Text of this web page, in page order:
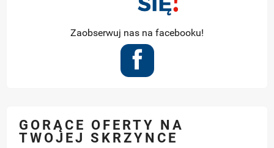
Zaobserwuj nas na facebooku!
GORĄCE OFERTY NA
TWOJEJ SKRZYNCE